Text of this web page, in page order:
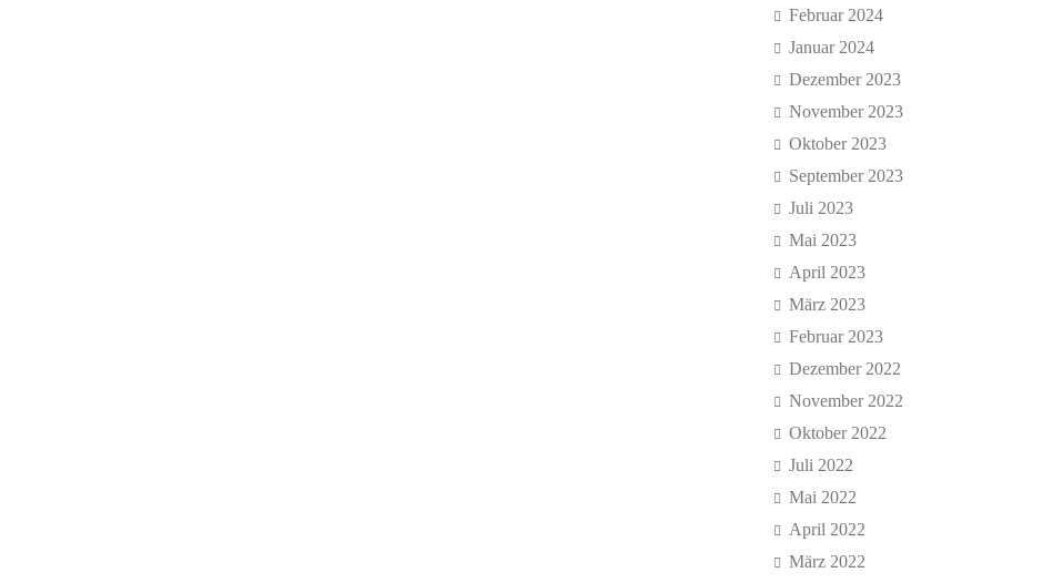
Februar 2024
Januar 2024
Dezember 2023
November 2023
Oktober 2023
September 2023
Juli 2023
Mai 2023
April 2023
März 2023
Februar 2023
Dezember 2022
November 2022
Oktober 2022
Juli 2022
Mai 2022
April 2022
März 2022